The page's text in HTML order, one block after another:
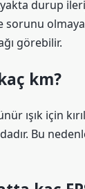
durup
sorunu
görebilir.
km?
ışık için
Bu